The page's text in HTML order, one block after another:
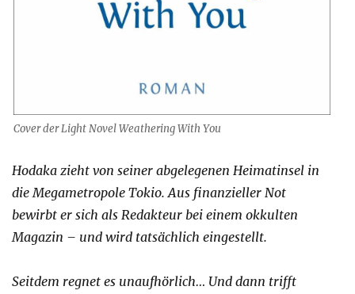
Cover der Light Novel Weathering With You
Hodaka zieht von seiner abgelegenen Heimatinsel in
die Megametropole Tokio. Aus finanzieller Not
bewirbt er sich als Redakteur bei einem okkulten
Magazin – und wird tatsächlich eingestellt.
Seitdem regnet es unaufhörlich… Und dann trifft